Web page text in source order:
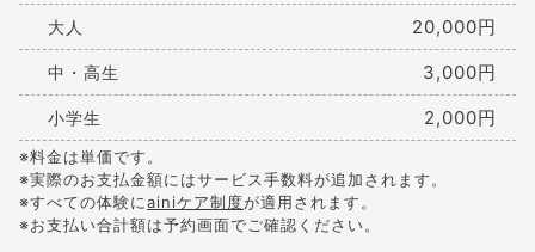
大人 20,000円
中・高生 3,000円
小学生 2,000円
※料金は単価です。
※実際のお支払金額にはサービス手数料が追加されます。
※すべての体験にainiケア制度が適用されます。
※お支払い合計額は予約画面でご確認ください。